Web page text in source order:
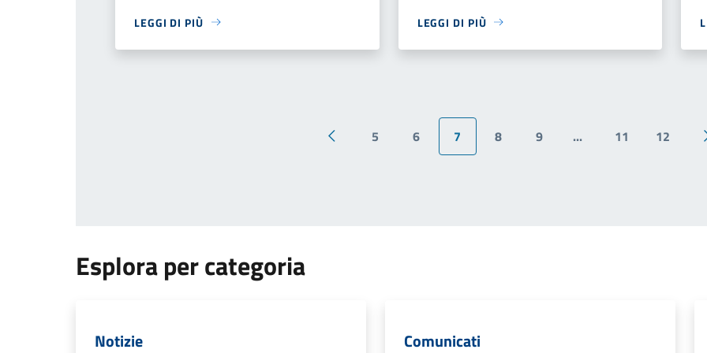
LEGGI DI PIÙ LEGGI DI PIÙ
Pagina precedente
5 6 7 8 9 ... 11 12
Esplora per categoria
Notizie Comunicati